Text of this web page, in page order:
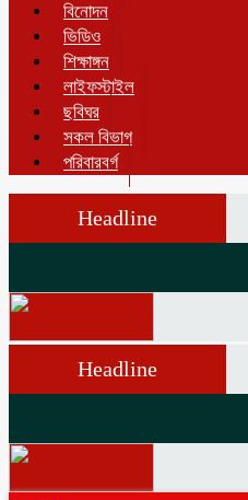
বিনোদন
ভিডিও
শিক্ষাঙ্গন
লাইফস্টাইল
ছবিঘর
সকল বিভাগ
পরিবারবর্গ
Headline
Headline